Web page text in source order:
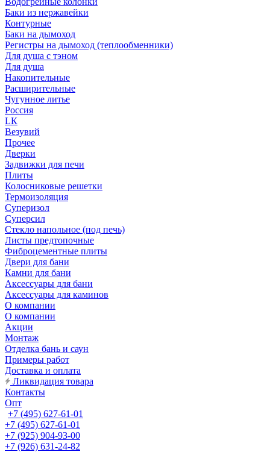
Баки из нержавейки
Контурные
Баки на дымоход
Регистры на дымоход (теплообменники)
Для душа с тэном
Для душа
Накопительные
Расширительные
Чугунное литье
Россия
LК
Везувий
Прочее
Дверки
Задвижки для печи
Плиты
Колосниковые решетки
Термоизоляция
Суперизол
Суперсил
Стекло напольное (под печь)
Листы предтопочные
Фиброцементные плиты
Двери для бани
Камни для бани
Аксессуары для бани
Аксессуары для каминов
О компании
О компании
Акции
Монтаж
Отделка бань и саун
Примеры работ
Доставка и оплата
Ликвидация товара
Контакты
Опт
+7 (495) 627-61-01
+7 (495) 627-61-01
+7 (925) 904-93-00
+7 (926) 631-24-82